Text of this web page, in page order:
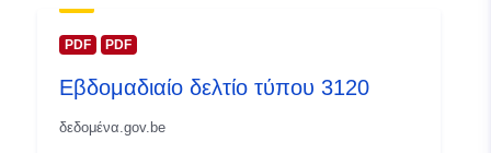
Αναγνωριστικά:
id
PDF PDF
Εβδομαδιαίο δελτίο τύπου 3120
δεδομένα.gov.be